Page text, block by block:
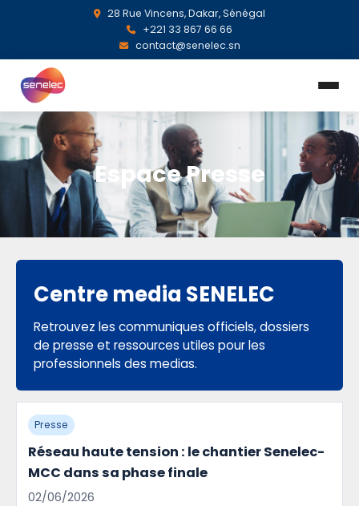
28 Rue Vincens, Dakar, Sénégal
+221 33 867 66 66
contact@senelec.sn
Espace Presse
Centre media SENELEC
Retrouvez les communiques officiels, dossiers
de presse et ressources utiles pour les
professionnels des medias.
Presse
Réseau haute tension : le chantier Senelec-
MCC dans sa phase finale
02/06/2026